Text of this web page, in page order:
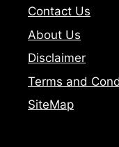
Contact Us
About Us
Disclaimer
Terms and
SiteMap